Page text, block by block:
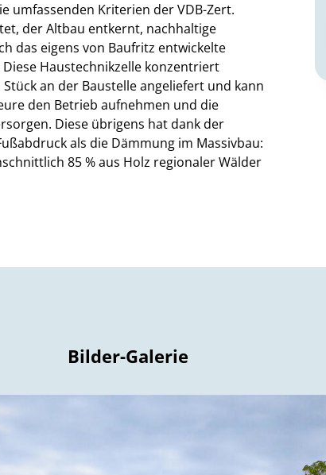
umfassenden Kriterien der VDB-Zert.
der Altbau entkernt, nachhaltige
das eigens von Baufritz entwickelte
Haustechnikzelle konzentriert
an der Baustelle angeliefert und kann
den Betrieb aufnehmen und die
Diese übrigens hat dank der
als die Dämmung im Massivbau:
85 % aus Holz regionaler Wälder
Bilder-Galerie